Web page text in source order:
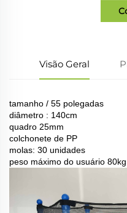
Visão Geral
tamanho / 55 polegadas
diâmetro : 140cm
quadro 25mm
colchonete de PP
molas: 30 unidades
peso máximo do usuário 80kg